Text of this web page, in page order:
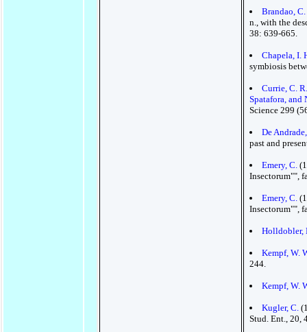
Brandao,
n., with the
38: 639-665.
Chapela, I.
symbiosis
Currie, C.
Spatafora, and
Science 299
De
past and
Emery, C.
Insectorum"",
Emery, C.
Insectorum"",
Holldobler,
Kempf, W.
244.
Kempf, W.
Kugler, C.
Stud. Ent., 20,